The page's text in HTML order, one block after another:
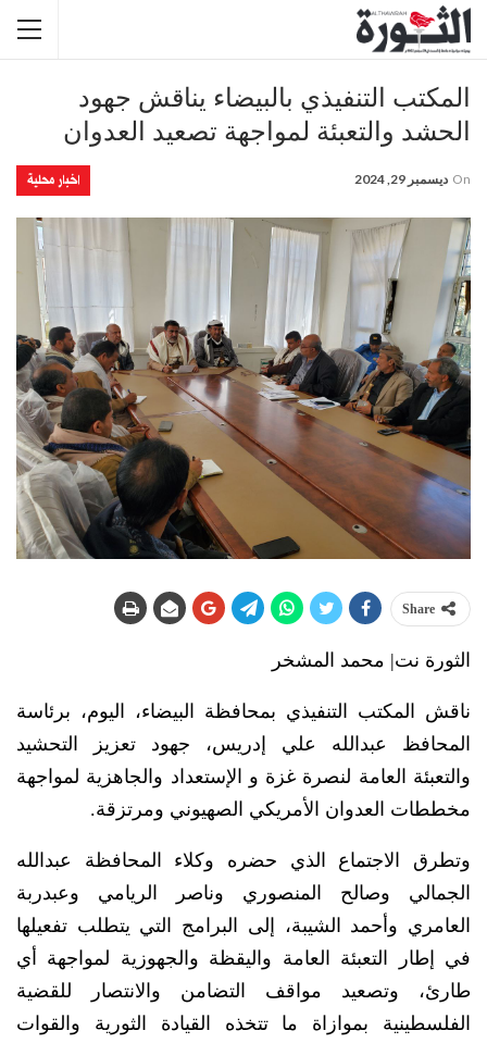
المكتب التنفيذي بالبيضاء يناقش جهود
الحشد والتعبئة لمواجهة تصعيد العدوان
اخبار محلية On ديسمبر 29, 2024
Share
الثورة نت| محمد المشخر
ناقش المكتب التنفيذي بمحافظة البيضاء، اليوم، برئاسة
المحافظ عبدالله علي إدريس، جهود تعزيز التحشيد
والتعبئة العامة لنصرة غزة و الإستعداد والجاهزية لمواجهة
مخططات العدوان الأمريكي الصهيوني ومرتزقة.
وتطرق الاجتماع الذي حضره وكلاء المحافظة عبدالله
الجمالي وصالح المنصوري وناصر الريامي وعبدربة
العامري وأحمد الشيبة، إلى البرامج التي يتطلب تفعيلها
في إطار التعبئة العامة واليقظة والجهوزية لمواجهة أي
طارئ، وتصعيد مواقف التضامن والانتصار للقضية
الفلسطينية بموازاة ما تتخذه القيادة الثورية والقوات